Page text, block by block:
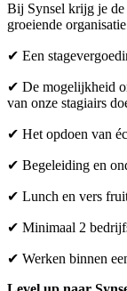
Bij Synsel krijg je de
groeiende
✔ Een
✔ De mogelijkheid
van onze stagiairs
✔ Het opdoen van
✔ Begeleiding en
✔ Lunch en vers
✔ Minimaal 2
✔ Werken binnen